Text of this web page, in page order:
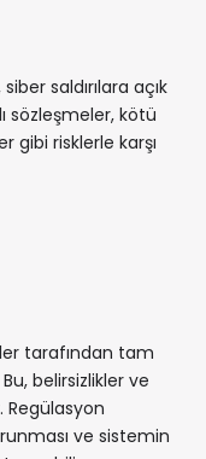
saldırılara açık
sözleşmeler, kötü
gibi risklerle karşı
tarafından tam
belirsizlikler ve
Regülasyon
ve sistemin